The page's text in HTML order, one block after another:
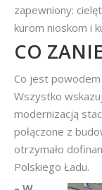
zapewniony:
kurom nioskom i
CO
Co jest
Wszystko
modernizacją
połączone z
otrzymało
Polskiego Ładu.